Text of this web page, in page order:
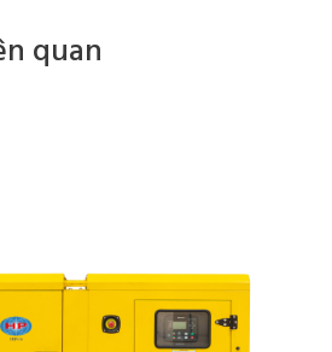
quan